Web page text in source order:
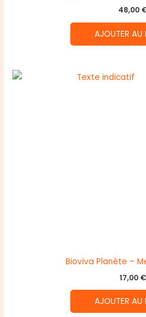
48,00
AJOUTER AU
Bioviva Planète –
17,00 €
AJOUTER AU